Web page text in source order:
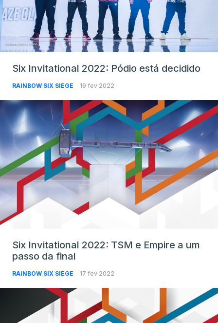
Six Invitational 2022: Pódio está decidido
RAINBOW SIX SIEGE 19 fev 2022
Six Invitational 2022: TSM e Empire a um
passo da final
RAINBOW SIX SIEGE 17 fev 2022